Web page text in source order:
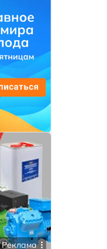
Реклама